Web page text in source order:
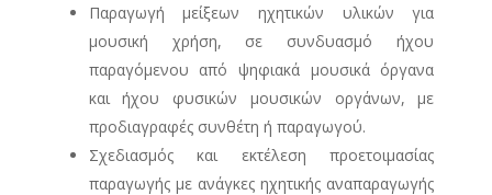
Παραγωγή μείξεων ηχητικών υλικών για
μουσική χρήση, σε συνδυασμό ήχου
παραγόμενου από ψηφιακά μουσικά όργανα
και ήχου φυσικών μουσικών οργάνων, με
προδιαγραφές συνθέτη ή παραγωγού.
Σχεδιασμός και εκτέλεση προετοιμασίας
παραγωγής με ανάγκες ηχητικής αναπαραγωγής